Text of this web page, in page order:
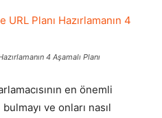
Pazarlaması
4 Aşamalı Planı
en önemli
ve onları nasıl